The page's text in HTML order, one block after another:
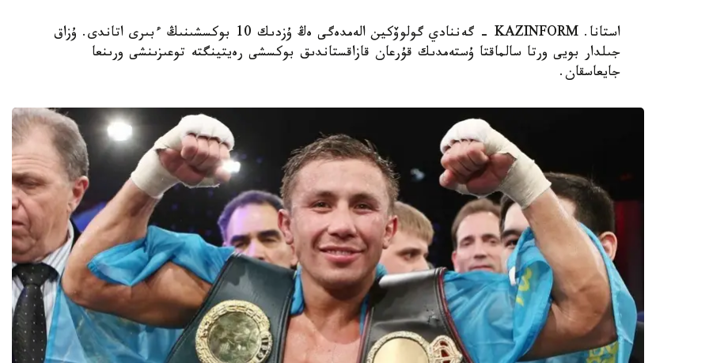
استانا. KAZINFORM – گەننادي گولوۆكين الەمدەگى ەڭ ۇزدىك 10 بوكسشىنىڭ ءبىرى اتاندى. ۇزاق
جىلدار بويى ورتا سالماقتا ۇستەمدىك قۇرعان قازاقستاندىق بوكسشى رەيتينگتە توعىزىنشى ورىنعا
جايعاسقان.